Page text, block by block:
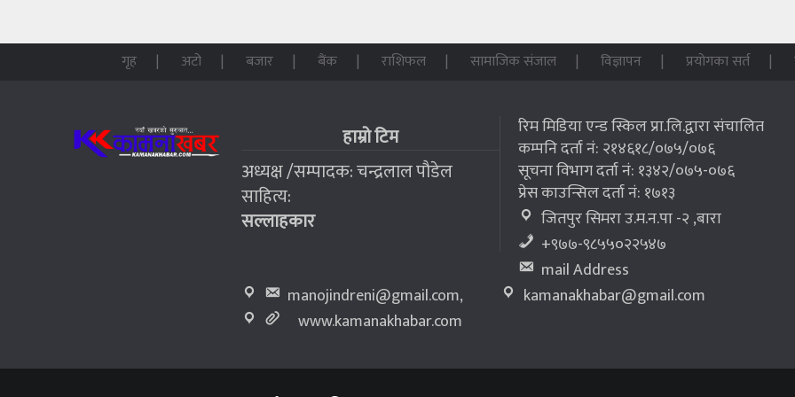
गृह अटो बजार बैंक राशिफल सामाजिक संजाल विज्ञापन प्रयोगका सर्त
हाम्रो टिम
अध्यक्ष /सम्पादक: चन्द्रलाल पौडेल
साहित्य:
सल्लाहकार
रिम मिडिया एन्ड स्किल प्रा.लि.द्वारा संचालित
कम्पनि दर्ता नं: २१४६१८/०७५/०७६
सूचना विभाग दर्ता नं: १३४२/०७५-०७६
प्रेस काउन्सिल दर्ता नं: १७१३
जितपुर सिमरा उ.म.न.पा -२ ,बारा
+९७७-९८५५०२२५४७
mail Address
manojindreni@gmail.com,
kamanakhabar@gmail.com
www.kamanakhabar.com